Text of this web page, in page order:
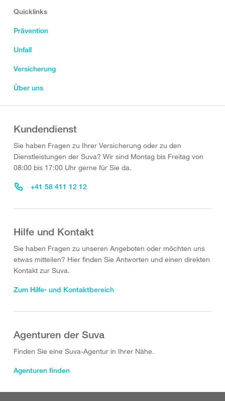
Quicklinks
Prävention
Unfall
Versicherung
Über uns
Kundendienst
Sie haben Fragen zu Ihrer Versicherung oder zu den
Dienstleistungen der Suva? Wir sind Montag bis Freitag von
08:00 bis 17:00 Uhr gerne für Sie da.
+41 58 411 12 12
Hilfe und Kontakt
Sie haben Fragen zu unseren Angeboten oder möchten uns
etwas mitteilen? Hier finden Sie Antworten und einen direkten
Kontakt zur Suva.
Zum Hilfe- und Kontaktbereich
Agenturen der Suva
Finden Sie eine Suva-Agentur in Ihrer Nähe.
Agenturen finden